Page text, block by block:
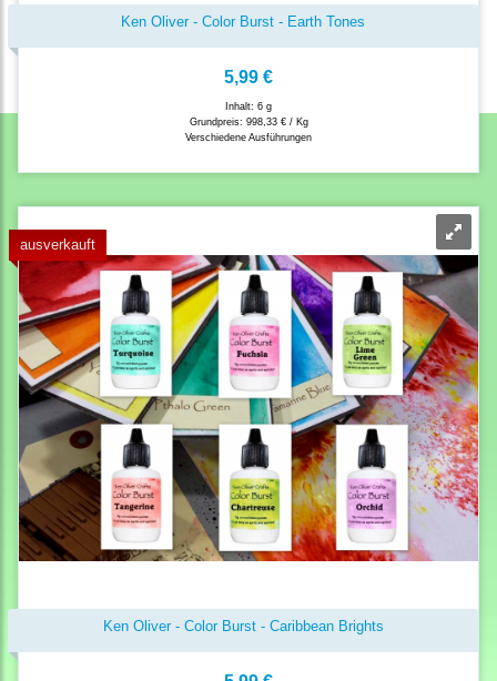
Ken Oliver - Color Burst - Earth Tones
5,99 €
Inhalt: 6 g
Grundpreis: 998,33 € / Kg
Verschiedene Ausführungen
ausverkauft
Ken Oliver - Color Burst - Caribbean Brights